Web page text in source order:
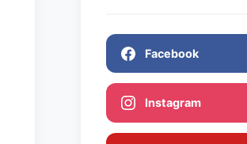
Facebook
Instagram